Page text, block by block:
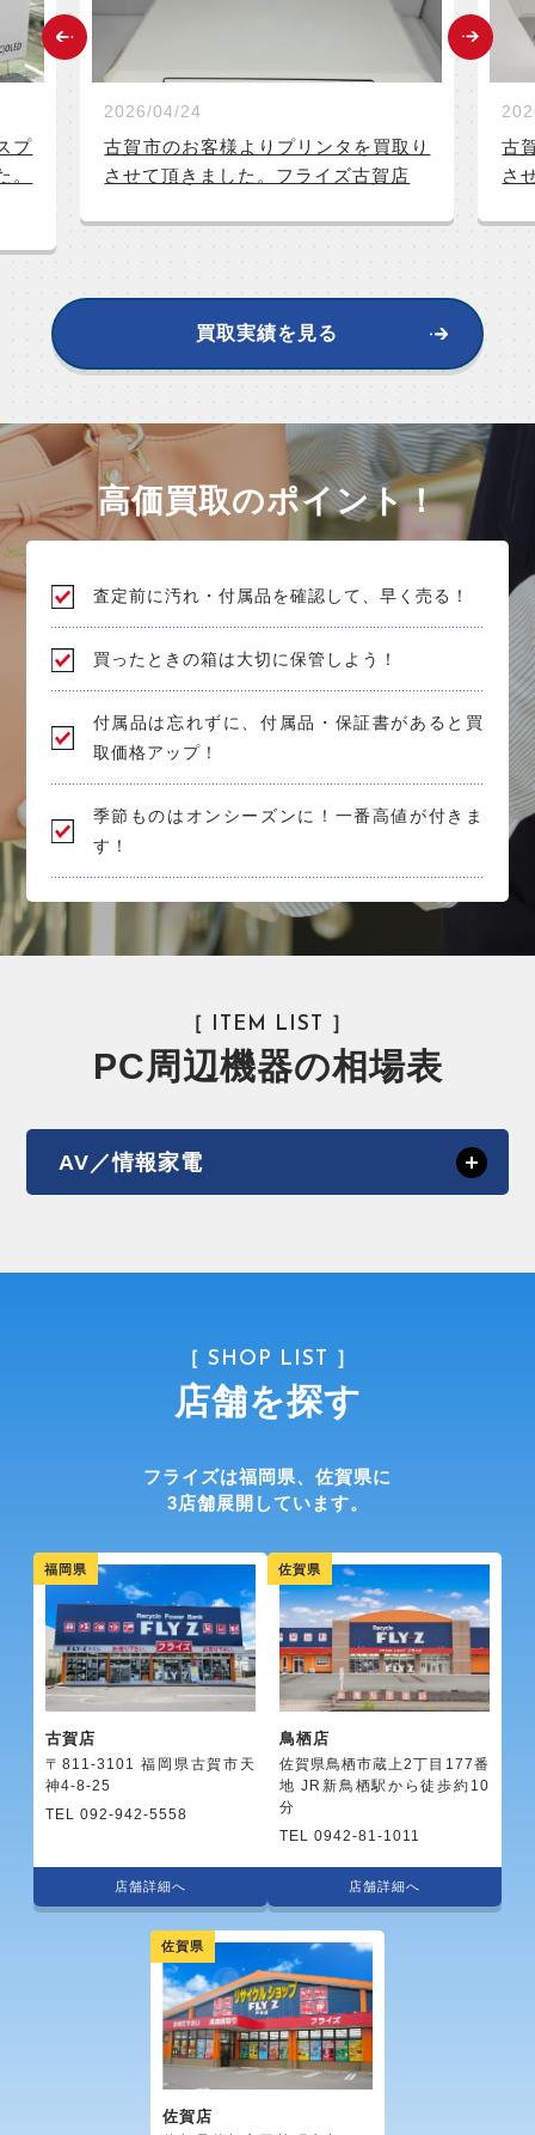
プ
2026/04/24
古賀市のお客様よりプリンタを買取り
させて頂きました。フライズ古賀店
古
さ
買取実績を見る
高価買取のポイント！
査定前に汚れ・付属品を確認して、早く売る！
買ったときの箱は大切に保管しよう！
付属品は忘れずに、付属品・保証書があると買
取価格アップ！
季節ものはオンシーズンに！一番高値が付きま
す！
［ ITEM LIST ］
PC周辺機器の相場表
AV／情報家電
［ SHOP LIST ］
店舗を探す
フライズは福岡県、佐賀県に
3店舗展開しています。
福岡県
古賀店
〒811-3101 福岡県古賀市天
神4-8-25
TEL 092-942-5558
店舗詳細へ
佐賀県
鳥栖店
佐賀県鳥栖市蔵上2丁目177番
地 JR新鳥栖駅から徒歩約10
分
TEL 0942-81-1011
店舗詳細へ
佐賀県
佐賀店